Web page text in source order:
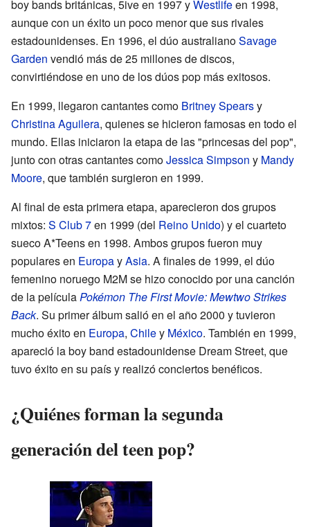
boy bands británicas, 5ive en 1997 yWestlifeen 1998,
aunque con un éxito un poco menor que sus rivales
estadounidenses. En 1996, el dúo australianoSavage
Garden vendió más de 25 millones de discos,
convirtiéndose en uno de los dúos pop más exitosos.
En 1999, llegaron cantantes como Britney Spearsy
Christina Aguilera, quienes se hicieron famosas en todo el
mundo. Ellas iniciaron la etapa de las "princesas del pop",
junto con otras cantantes comoJessica Simpson y Mandy
Moore, que también surgieron en 1999.
Al final de esta primera etapa, aparecieron dos grupos
mixtos: S Club 7en 1999 (del Reino Unido) y el cuarteto
sueco A*Teens en 1998. Ambos grupos fueron muy
populares en EuropayAsia. A finales de 1999, el dúo
femenino noruego M2M se hizo conocido por una canción
de la películaPokémon The First Movie: Mewtwo Strikes
Back. Su primer álbum salió en el año 2000 y tuvieron
mucho éxito en Europa, Chiley México. También en 1999,
apareció la boy band estadounidense Dream Street, que
tuvo éxito en su país y realizó conciertos benéficos.
¿Quiénes forman la segunda
generación del teen pop?